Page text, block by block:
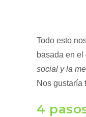
Todo esto
basada en
social y la
Nos gustaría
4